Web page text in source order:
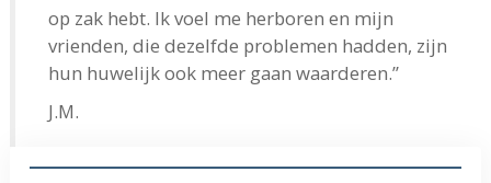
op zak hebt. Ik voel me herboren en mijn
vrienden, die dezelfde problemen hadden, zijn
hun huwelijk ook meer gaan waarderen.”
J.M.